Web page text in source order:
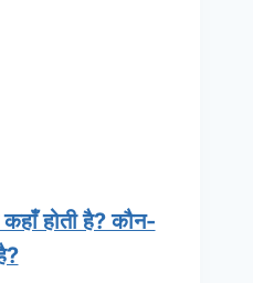
होती है? कौन-